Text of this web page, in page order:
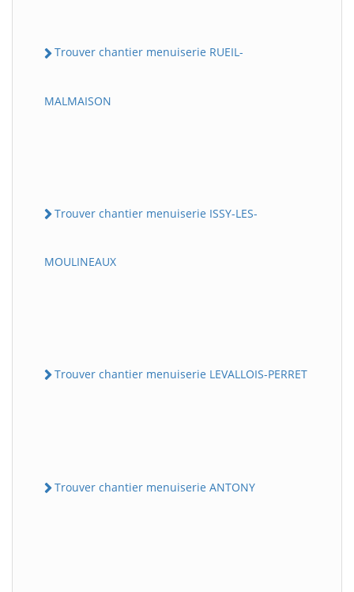
Trouver chantier menuiserie RUEIL-
MALMAISON
Trouver chantier menuiserie ISSY-LES-
MOULINEAUX
Trouver chantier menuiserie LEVALLOIS-PERRET
Trouver chantier menuiserie ANTONY